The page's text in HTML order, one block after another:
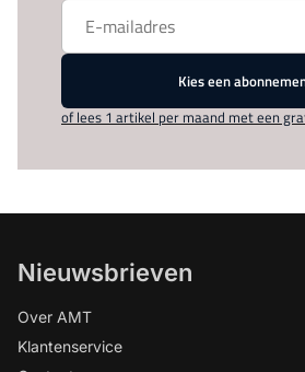
Kies een
of lees 1 artikel per maand met een
Nieuwsbrieven
Over AMT
Klantenservice